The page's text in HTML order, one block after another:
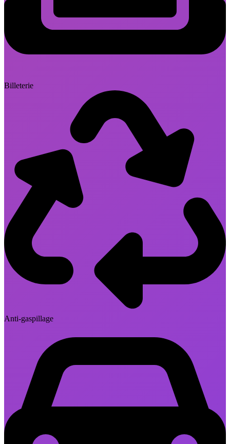
Billeterie
Anti-gaspillage